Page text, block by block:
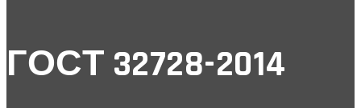
ГОСТ 32728-2014